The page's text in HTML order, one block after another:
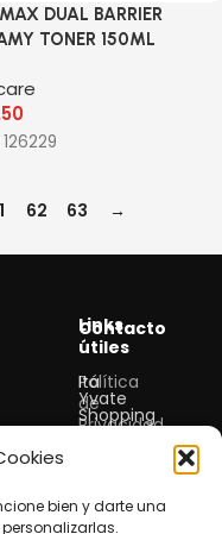
bien y darte una
DUAL BARRIER
TONER 150ML
126229
62 63 →
Links
útiles
Política
de
Privacidad
Cookie
Itá
Yvate
Shopping
Cataratas,
Contacto